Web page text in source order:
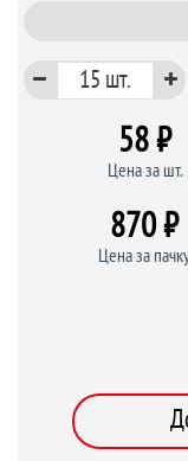
58 ₽
Цена за шт.
870 ₽
Цена за